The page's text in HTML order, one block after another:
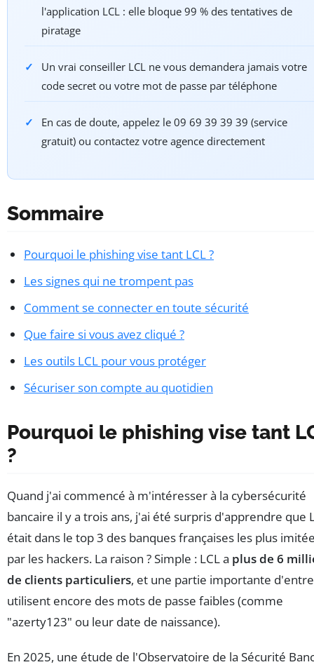
l'application LCL : elle bloque 99 % des tentatives de
piratage
Un vrai conseiller LCL ne vous demandera jamais votre
code secret ou votre mot de passe par téléphone
En cas de doute, appelez le 09 69 39 39 39 (service
gratuit) ou contactez votre agence directement
Sommaire
Pourquoi le phishing vise tant LCL ?
Les signes qui ne trompent pas
Comment se connecter en toute sécurité
Que faire si vous avez cliqué ?
Les outils LCL pour vous protéger
Sécuriser son compte au quotidien
Pourquoi le phishing vise tant
?
Quand j'ai commencé à m'intéresser à la cybersécurité
bancaire il y a trois ans, j'ai été surpris d'apprendre que
était dans le top 3 des banques françaises les plus
par les hackers. La raison ? Simple : LCL a plus de 6
de clients particuliers, et une partie importante
utilisent encore des mots de passe faibles (comme
"azerty123" ou leur date de naissance).
En 2025, une étude de l'Observatoire de la Sécurité